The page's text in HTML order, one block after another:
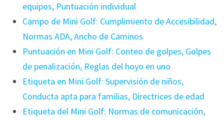
equipos, Puntuación individual
Campo de Mini Golf: Cumplimiento de Accesibilidad,
Normas ADA, Ancho de Caminos
Puntuación en Mini Golf: Conteo de golpes, Golpes
de penalización, Reglas del hoyo en uno
Etiqueta en Mini Golf: Supervisión de niños,
Conducta apta para familias, Directrices de edad
Etiqueta del Mini Golf: Normas de comunicación,